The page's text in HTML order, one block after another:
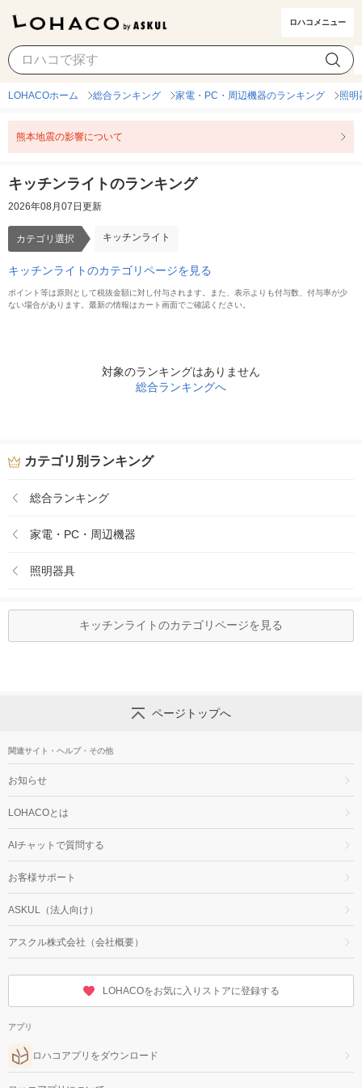
ロハコメニュー
キッチンライト カテゴリ選択
LOHACOホーム 総合ランキング 家電・PC・周辺機器のランキング 照明
熊本地震の影響について
キッチンライトのランキング
2026年08月07日更新
カテゴリ選択 キッチンライト
キッチンライトのカテゴリページを見る
ポイント等は原則として税抜金額に対し付与されます。また、表示よりも付与数、付与率が少
ない場合があります。最新の情報はカート画面でご確認ください。
対象のランキングはありません
総合ランキングへ
カテゴリ別ランキング
総合ランキング
家電・PC・周辺機器
照明器具
キッチンライトのカテゴリページを見る
ページトップへ
関連サイト・ヘルプ・その他
お知らせ
LOHACOとは
AIチャットで質問する
お客様サポート
ASKUL（法人向け）
アスクル株式会社（会社概要）
LOHACOをお気に入りストアに登録する
アプリ
ロハコアプリをダウンロード